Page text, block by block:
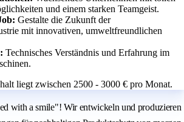
und einem starken Teamgeist.
Gestalte die Zukunft der
mit innovativen, umweltfreundlichen
Technisches Verständnis und Erfahrung im
liegt zwischen 2500 - 3000 € pro Monat.
with a smile"! Wir entwickeln und produzieren